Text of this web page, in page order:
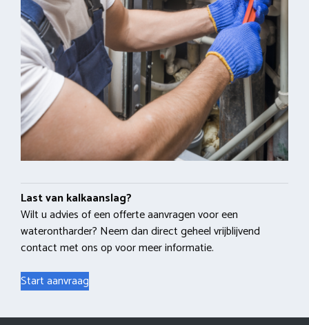
Last van kalkaanslag?
Wilt u advies of een offerte aanvragen voor een
waterontharder? Neem dan direct geheel vrijblijvend
contact met ons op voor meer informatie.
Start aanvraag